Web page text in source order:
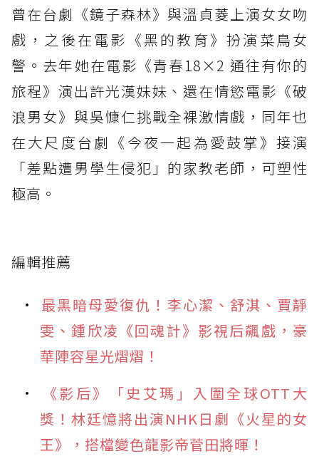
曾在台劇《鏡子森林》與溫貞菱上演女女吻
戲，之後在電影《黑的教育》扮演菜鳥女
警。去年她在電影《青春18×2 通往有你的
旅程》演出許光漢妹妹、還在情慾電影《破
浪男女》與吳慷仁挑戰全裸激情戲，同年也
在大尺度台劇《今夜一起為愛鼓掌》接演
「差點遭男學生侵犯」的家教老師，可塑性
極高。
編輯推薦
最黑暗母愛復仇！李心潔、舒淇、賈靜
雯、鍾欣凌《回魂計》影視后飆戲，豪
華陣容星光熠熠！
《影后》「史艾瑪」入圍全球OTT大
獎！林廷憶將出演NHK日劇《火星的女
王》，搭檔變色龍影帝菅田將暉！